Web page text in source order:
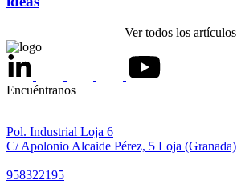
Ver todos los artículos
Encuéntranos
Pol. Industrial Loja 6
C/ Apolonio Alcaide Pérez, 5 Loja (Granada)
958322195